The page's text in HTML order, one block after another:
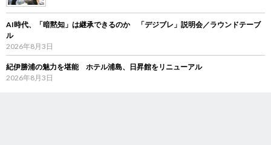
AI時代、「暗黙知」は継承できるのか 「デジブレ」説明会／ラウンドテーブ
ル
2026年8月3日
紀伊勝浦の魅力を堪能 ホテル浦島、日昇館をリニューアル
2026年8月3日